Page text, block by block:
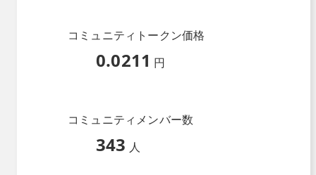
コミュニティトークン価格
0.0211 円
コミュニティメンバー数
343 人